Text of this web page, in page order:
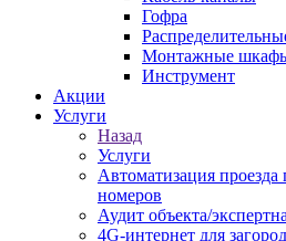
Гофра
Монтажные
Инструмент
Акции
Услуги
Назад
Услуги
Автоматизация
номеров
Аудит объекта/
4G-интернет для